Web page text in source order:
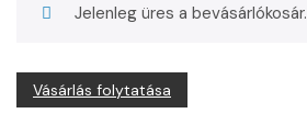
Jelenleg üres a bevásárlókosár.
Vásárlás folytatása